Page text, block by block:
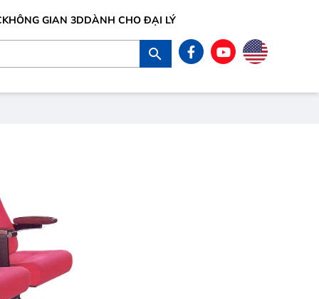
KHÔNG GIAN 3DDÀNH CHO ĐẠI LÝ